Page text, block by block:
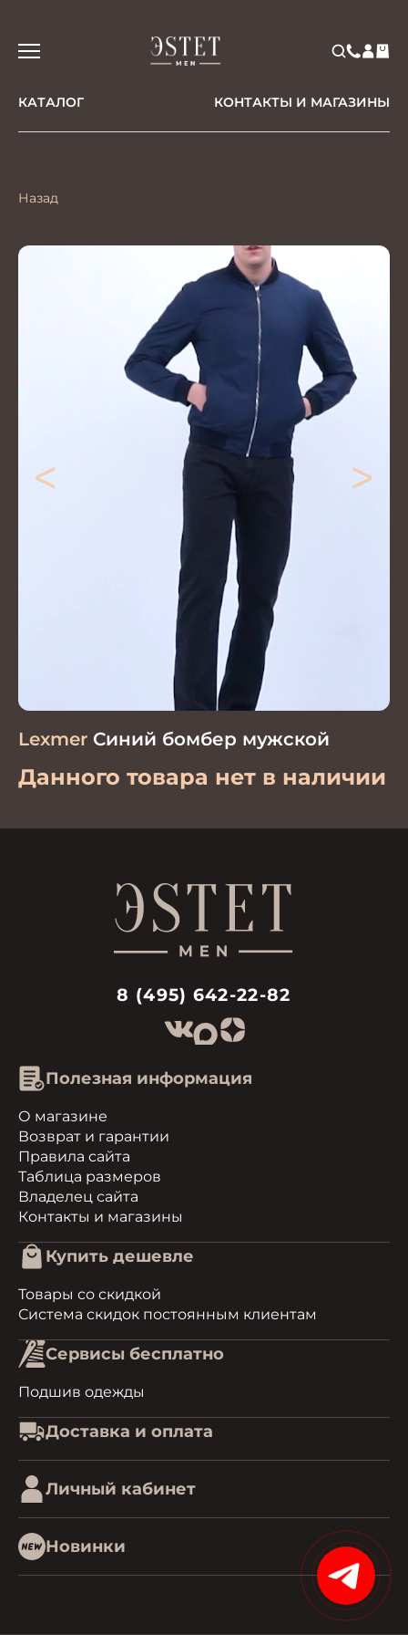
КАТАЛОГ КОНТАКТЫ И МАГАЗИНЫ
Назад
< >
Lexmer Синий бомбер мужской
Данного товара нет в наличии
8 (495) 642-22-82
Полезная информация
О магазине
Возврат и гарантии
Правила сайта
Таблица размеров
Владелец сайта
Контакты и магазины
Купить дешевле
Товары со скидкой
Система скидок постоянным клиентам
Сервисы бесплатно
Подшив одежды
Доставка и оплата
Личный кабинет
Новинки
15%